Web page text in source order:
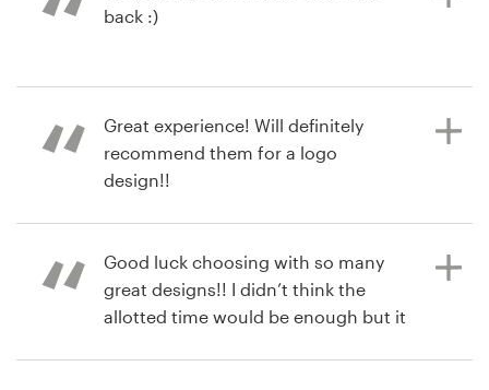
chrisd3
Visualizar seu concurso de logotipo
next project.
magdal2402
Visualizar seu concurso de logotipo
back :)
há 7 anos
lipstickology
Great experience! Will definitely
recommend them for a logo
design!!
Good luck choosing with so many
great designs!! I didn’t think the
allotted time would be enough but it